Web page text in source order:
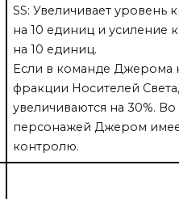
SS: Увеличивает уровень
на 10 единиц и усиление
на 10 единиц.
Если в команде Джерома
фракции Носителей
увеличиваются на 30%.
персонажей Джером
контролю.